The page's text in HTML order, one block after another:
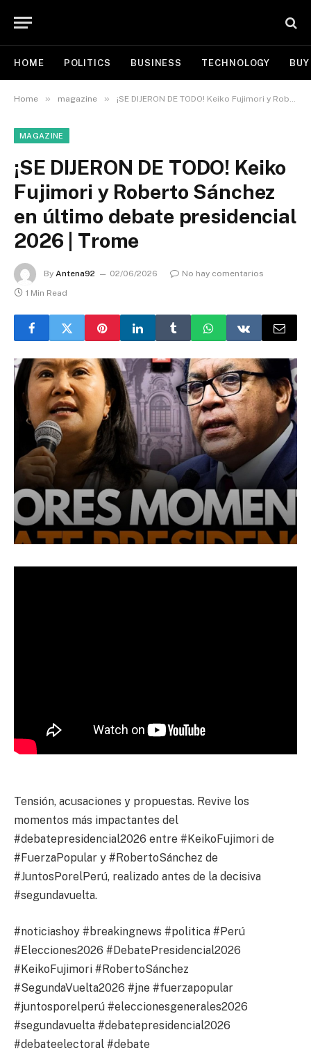
HOME POLITICS BUSINESS TECHNOLOGY
Home » magazine » ¡SE DIJERON DE TODO! Keiko Fujimori y Roberto Sánchez en último debate presidencial 2026 | Trome
MAGAZINE
¡SE DIJERON DE TODO! Keiko
Fujimori y Roberto Sánchez
en último debate presidencial
2026 | Trome
By Antena92 02/06/2026
No hay comentarios
1 Min Read
Tensión, acusaciones y propuestas. Revive los
momentos más impactantes del
#debatepresidencial2026 entre #KeikoFujimori de
#FuerzaPopular y #RobertoSánchez de
#JuntosPorelPerú, realizado antes de la decisiva
#segundavuelta.
#noticiashoy #breakingnews #politica #Perú
#Elecciones2026 #DebatePresidencial2026
#KeikoFujimori #RobertoSánchez
#SegundaVuelta2026 #jne #fuerzapopular
#juntosporelperú #eleccionesgenerales2026
#segundavuelta #debatepresidencial2026
#debateelectoral #debate